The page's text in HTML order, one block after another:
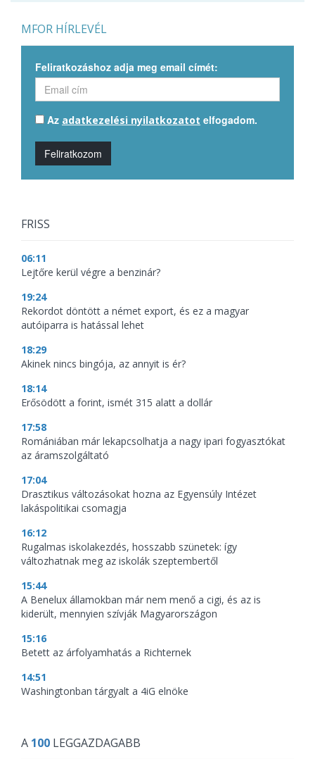
MFOR HÍRLEVÉL
Feliratkozáshoz adja meg email címét:
Az adatkezelési nyilatkozatot elfogadom.
Feliratkozom
FRISS
06:11
Lejtőre kerül végre a benzinár?
19:24
Rekordot döntött a német export, és ez a magyar
autóiparra is hatással lehet
18:29
Akinek nincs bingója, az annyit is ér?
18:14
Erősödött a forint, ismét 315 alatt a dollár
17:58
Romániában már lekapcsolhatja a nagy ipari fogyasztókat
az áramszolgáltató
17:04
Drasztikus változásokat hozna az Egyensúly Intézet
lakáspolitikai csomagja
16:12
Rugalmas iskolakezdés, hosszabb szünetek: így
változhatnak meg az iskolák szeptembertől
15:44
A Benelux államokban már nem menő a cigi, és az is
kiderült, mennyien szívják Magyarországon
15:16
Betett az árfolyamhatás a Richternek
14:51
Washingtonban tárgyalt a 4iG elnöke
A 100 LEGGAZDAGABB